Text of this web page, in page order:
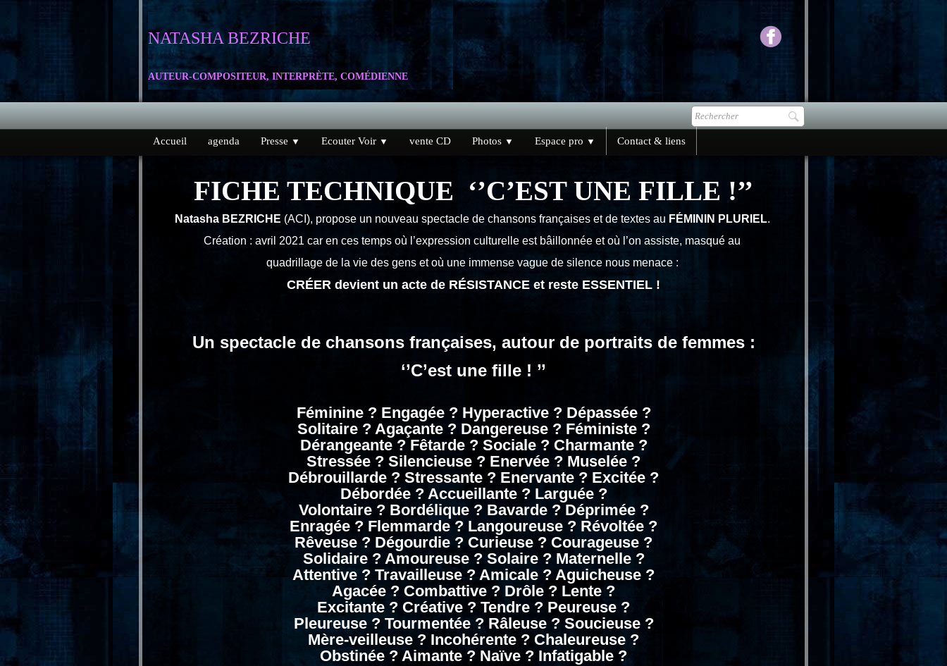
NATASHA BEZRICHE
AUTEUR-COMPOSITEUR, INTERPRÈTE, COMÉDIENNE
Accueil agenda Presse ▼ Ecouter Voir ▼ vente CD Photos ▼ Espace pro ▼ Contact & liens
FICHE TECHNIQUE ‘’C’EST UNE FILLE !’’
Natasha BEZRICHE (ACI), propose un nouveau spectacle de chansons françaises et de textes au FÉMININ PLURIEL.
Création : avril 2021 car en ces temps où l’expression culturelle est bâillonnée et où l’on assiste, masqué au
quadrillage de la vie des gens et où une immense vague de silence nous menace :
CRÉER devient un acte de RÉSISTANCE et reste ESSENTIEL !
Un spectacle de chansons françaises, autour de portraits de femmes :
‘’C’est une fille ! ’’
Féminine ? Engagée ? Hyperactive ? Dépassée ?
Solitaire ? Agaçante ? Dangereuse ? Féministe ?
Dérangeante ? Fêtarde ? Sociale ? Charmante ?
Stressée ? Silencieuse ? Enervée ? Muselée ?
Débrouillarde ? Stressante ? Enervante ? Excitée ?
Débordée ? Accueillante ? Larguée ?
Volontaire ? Bordélique ? Bavarde ? Déprimée ?
Enragée ? Flemmarde ? Langoureuse ? Révoltée ?
Rêveuse ? Dégourdie ? Curieuse ? Courageuse ?
Solidaire ? Amoureuse ? Solaire ? Maternelle ?
Attentive ? Travailleuse ? Amicale ? Aguicheuse ?
Agacée ? Combattive ? Drôle ? Lente ?
Excitante ? Créative ? Tendre ? Peureuse ?
Pleureuse ? Tourmentée ? Râleuse ? Soucieuse ?
Mère-veilleuse ? Incohérente ? Chaleureuse ?
Obstinée ? Aimante ? Naïve ? Infatigable ?